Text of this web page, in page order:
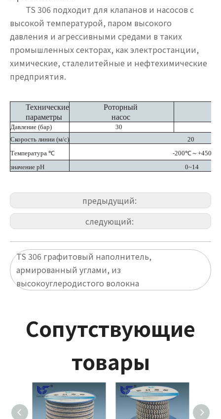
TS 306 подходит для клапанов и насосов с
высокой температурой, паром высокого
давления и агрессивными средами в таких
промышленных секторах, как электростанции,
химические, сталелитейные и нефтехимические
предприятия.
Технические
параметры
Роторный
насос
Давление (бар)
30
Скорость линии (м/с)
20
Температура ℃
-200℃～+450℃
значение pH
0~14
предыдущий:
следующий:
TS 306 графитовый наполнитель,
армированный углами, из
высокоуглеродистого волокна
Сопутствующие
товары